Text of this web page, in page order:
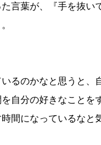
言葉が、『手を抜い
るのかなと思うと、
自分の好きなことを
間になっているなと